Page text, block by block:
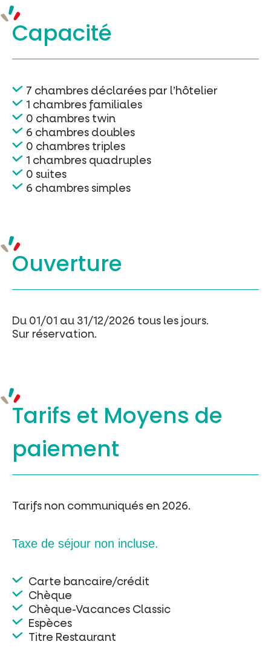
Capacité
7 chambres déclarées par l’hôtelier
1 chambres familiales
0 chambres twin
6 chambres doubles
0 chambres triples
1 chambres quadruples
0 suites
6 chambres simples
Ouverture
Du 01/01 au 31/12/2026 tous les jours.
Sur réservation.
Tarifs et Moyens de
paiement
Tarifs non communiqués en 2026.
Taxe de séjour non incluse.
Carte bancaire/crédit
Chèque
Chèque-Vacances Classic
Espèces
Titre Restaurant